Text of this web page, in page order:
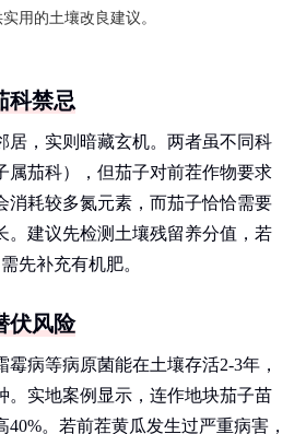
用的土壤改良建议。
科禁忌
居，实则暗藏玄机。两者虽不同科
属茄科），但茄子对前茬作物要求
消耗较多氮元素，而茄子恰恰需要
。建议先检测土壤残留养分值，若
先补充有机肥。
伏风险
病等病原菌能在土壤存活2-3年，
。实地案例显示，连作地块茄子苗
。若前茬黄瓜发生过严重病害，